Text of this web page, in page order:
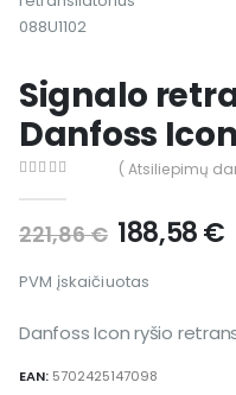
Signalo
Danfoss
( Atsiliepimų
221,86€ 188,58€
PVM įskaičiuotas
Danfoss Icon ryšio
EAN: 5702425147098